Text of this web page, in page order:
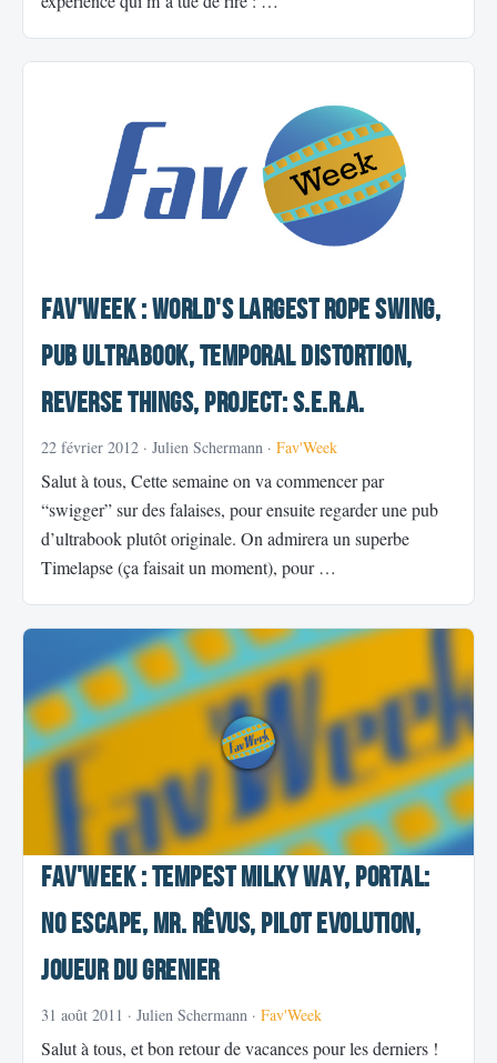
Fav'Week : World's Largest Rope Swing,
Pub Ultrabook, Temporal Distortion,
Reverse Things, Project: S.E.R.A.
22 février 2012 · Julien Schermann · Fav'Week
Salut à tous, Cette semaine on va commencer par
“swigger” sur des falaises, pour ensuite regarder une pub
d’ultrabook plutôt originale. On admirera un superbe
Timelapse (ça faisait un moment), pour …
Fav'Week : Tempest Milky Way, Portal:
No Escape, Mr. Rêvus, Pilot Evolution,
Joueur du Grenier
31 août 2011 · Julien Schermann · Fav'Week
Salut à tous, et bon retour de vacances pour les derniers !